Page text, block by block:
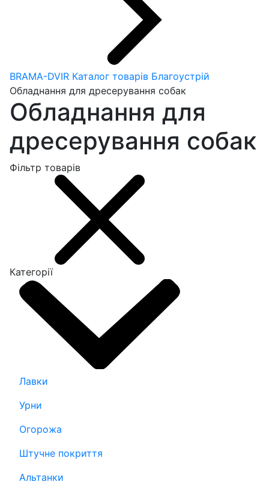
BRAMA-DVIR Каталог товарів Благоустрій
Обладнання для дресерування собак
Обладнання для
дресерування собак
Фільтр товарів
Категорії
Лавки
Урни
Огорожа
Штучне покриття
Альтанки